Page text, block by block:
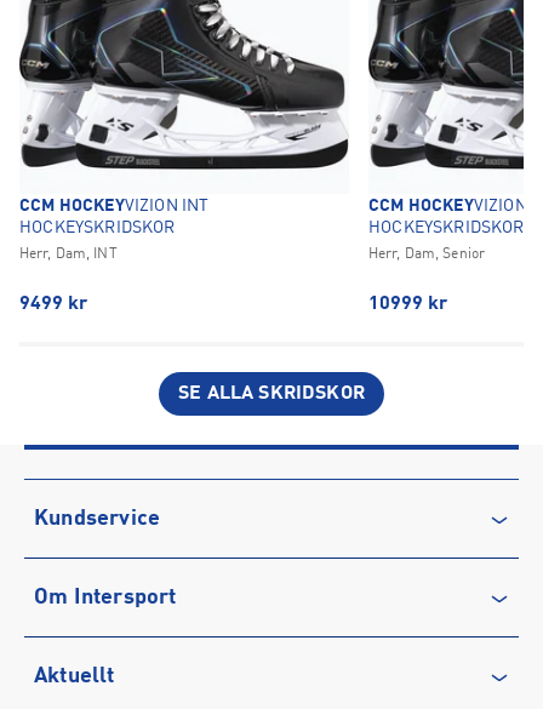
CCM HOCKEYVIZION INT
HOCKEYSKRIDSKOR
Herr, Dam, INT
9499 kr
CCM HOCKEYVIZION
HOCKEYSKRIDSKOR
Herr, Dam, Senior
10999 kr
SE ALLA SKRIDSKOR
Kundservice
Vanliga frågor & svar
Köpvillkor
Om Intersport
Karriär på INTERSPORT
Aktuellt